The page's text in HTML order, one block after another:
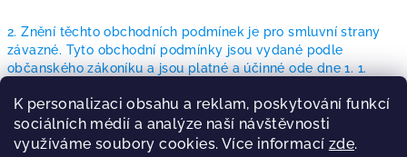
K personalizaci obsahu a reklam, poskytování funkcí
sociálních médií a analýze naší návštěvnosti
využíváme soubory cookies. Více informací zde.
2. Znění těchto obchodních podmínek je pro smluvní strany
závazné. Tyto obchodní podmínky jsou vydané podle
občanského zákoníku a jsou platné a účinné ode dne 1. 1.
Terms and Conditions Privacy Policy About Us